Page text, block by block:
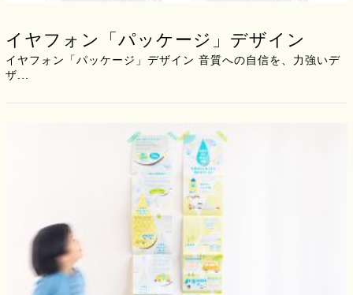
イヤフォン「パッケージ」デザイン
イヤフォン「パッケージ」デザイン 音質への自信を、力強いデ
ザ...